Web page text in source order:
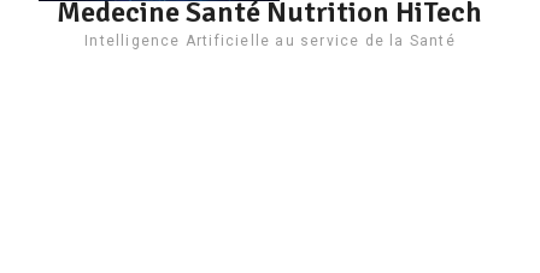
Medecine Santé Nutrition HiTech
Intelligence Artificielle au service de la Santé